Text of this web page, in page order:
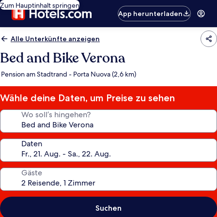
Zum Hauptinhalt springen
App herunterladen
Alle Unterkünfte anzeigen
Bed and Bike Verona
Pension am Stadtrand - Porta Nuova (2,6 km)
Wähle deine Daten, um Preise zu sehen
Wo soll’s hingehen?
Daten
Gäste
Suchen